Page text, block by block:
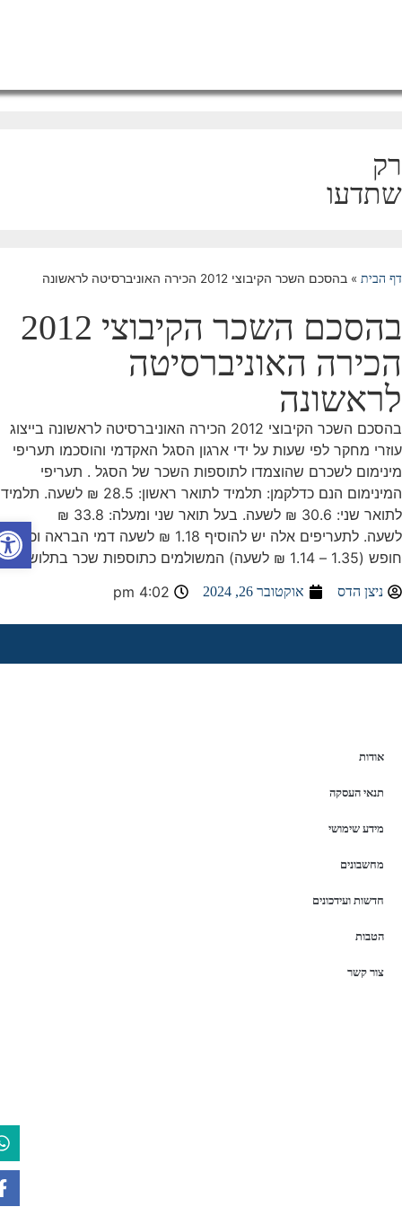
הבית»בהסכם השכר הקיבוצי 2012 הכירה האוניברסיטה לראשונה
בהסכם השכר הקיבוצי 2012
האוניברסיטה
בהסכם השכר הקיבוצי 2012 הכירה האוניברסיטה לראשונה בייצוג
מחקר לפי שעות על ידי ארגון הסגל האקדמי והוסכמו תעריפי
לשכרם שהוצמדו לתוספות השכר של הסגל . תעריפי
המינימום הנם כדלקמן: תלמיד לתואר ראשון: 28.5 ₪ לשעה. תלמיד
לתואר שני: 30.6 ₪ לשעה. בעל תואר שני ומעלה: 33.8 ₪
לשעה. לתעריפים אלה יש להוסיף 1.18 ₪ לשעה דמי הבראה וכן 4%
₪ לשעה) המשולמים כתוספות שכר בתלוש.
ניצן הדס אוקטובר 26, 2024 4:02 pm
אודות
תנאי העסקה
מידע שימושי
מחשבונים
חדשות ועידכונים
הטבות
צור קשר
פתח